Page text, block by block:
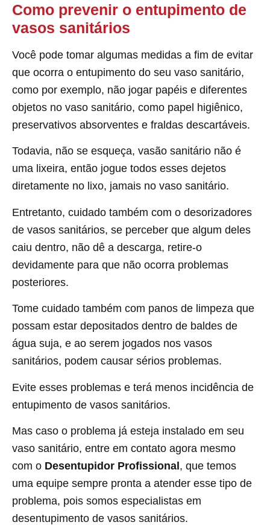
Como prevenir o entupimento de
vasos sanitários
Você pode tomar algumas medidas a fim de evitar
que ocorra o entupimento do seu vaso sanitário,
como por exemplo, não jogar papéis e diferentes
objetos no vaso sanitário, como papel higiênico,
preservativos absorventes e fraldas descartáveis.
Todavia, não se esqueça, vasão sanitário não é
uma lixeira, então jogue todos esses dejetos
diretamente no lixo, jamais no vaso sanitário.
Entretanto, cuidado também com o desorizadores
de vasos sanitários, se perceber que algum deles
caiu dentro, não dê a descarga, retire-o
devidamente para que não ocorra problemas
posteriores.
Tome cuidado também com panos de limpeza que
possam estar depositados dentro de baldes de
água suja, e ao serem jogados nos vasos
sanitários, podem causar sérios problemas.
Evite esses problemas e terá menos incidência de
entupimento de vasos sanitários.
Mas caso o problema já esteja instalado em seu
vaso sanitário, entre em contato agora mesmo
com o Desentupidor Profissional, que temos
uma equipe sempre pronta a atender esse tipo de
problema, pois somos especialistas em
desentupimento de vasos sanitários.